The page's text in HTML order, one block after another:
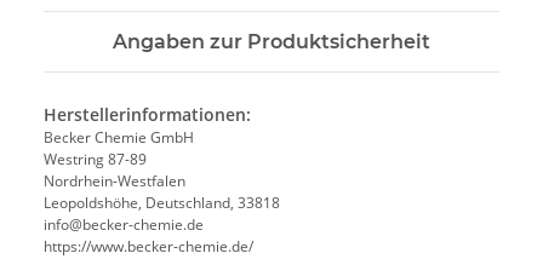
Angaben zur Produktsicherheit
Herstellerinformationen:
Becker Chemie GmbH
Westring 87-89
Nordrhein-Westfalen
Leopoldshöhe, Deutschland, 33818
info@becker-chemie.de
https://www.becker-chemie.de/